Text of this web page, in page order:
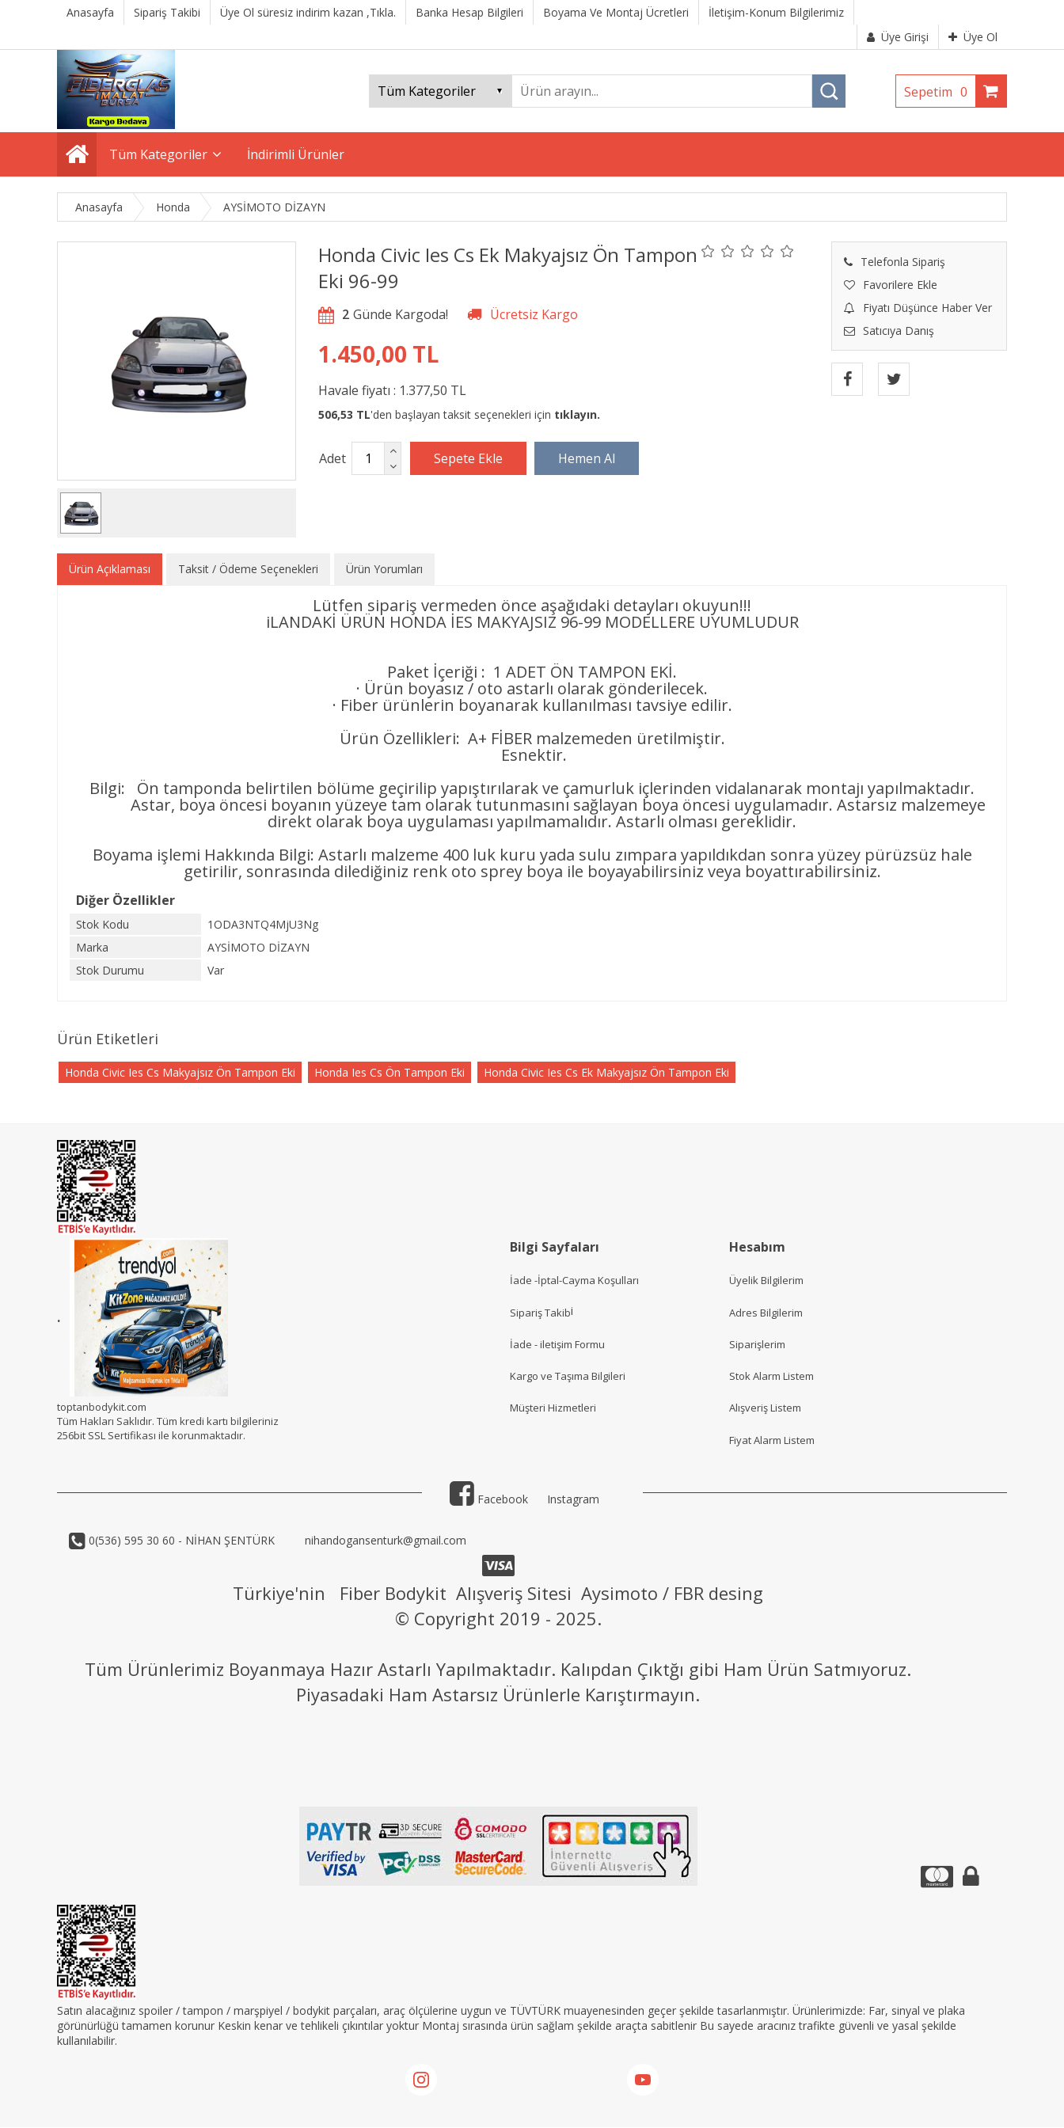
Anasayfa Sipariş Takibi Üye Ol süresiz indirim kazan ,Tıkla. Banka Hesap Bilgileri Boyama Ve Montaj Ücretleri
İletişim-Konum Bilgilerimiz
Üye Girişi
Üye Ol
Sepetim 0
Tüm Kategoriler İndirimli Ürünler
Anasayfa Honda AYSİMOTO DİZAYN
Honda Civic Ies Cs Ek Makyajsız Ön Tampon
Eki 96-99
Telefonla Sipariş
Favorilere Ekle
Fiyatı Düşünce Haber Ver
Satıcıya Danış
2
1.450,00 TL
Havale fiyatı : 1.377,50 TL
506,53 TL'den başlayan taksit seçenekleri için tıklayın.
Adet
Ürün Açıklaması Taksit / Ödeme Seçenekleri Ürün Yorumları
Lütfen sipariş vermeden önce aşağıdaki detayları okuyun!!!
iLANDAKİ ÜRÜN HONDA İES MAKYAJSIZ 96-99 MODELLERE UYUMLUDUR
Paket İçeriği : 1 ADET ÖN TAMPON EKİ.
· Ürün boyasız / oto astarlı olarak gönderilecek.
· Fiber ürünlerin boyanarak kullanılması tavsiye edilir.
Ürün Özellikleri: A+ FİBER malzemeden üretilmiştir.
Esnektir.
Bilgi: Ön tamponda belirtilen bölüme geçirilip yapıştırılarak ve çamurluk içlerinden vidalanarak montajı yapılmaktadır.
Astar, boya öncesi boyanın yüzeye tam olarak tutunmasını sağlayan boya öncesi uygulamadır. Astarsız malzemeye
direkt olarak boya uygulaması yapılmamalıdır. Astarlı olması gereklidir.
Boyama işlemi Hakkında Bilgi: Astarlı malzeme 400 luk kuru yada sulu zımpara yapıldıkdan sonra yüzey pürüzsüz hale
getirilir, sonrasında dilediğiniz renk oto sprey boya ile boyayabilirsiniz veya boyattırabilirsiniz.
Diğer Özellikler
Stok Kodu
1ODA3NTQ4MjU3Ng
Marka
AYSİMOTO DİZAYN
Stok Durumu
Var
Ürün Etiketleri
Honda Civic Ies Cs Makyajsız Ön Tampon Eki Honda Ies Cs Ön Tampon Eki Honda Civic Ies Cs Ek Makyajsız Ön Tampon Eki
.
toptanbodykit.com
Tüm Hakları Saklıdır. Tüm kredi kartı bilgileriniz
256bit SSL Sertifikası ile korunmaktadır.
Bilgi Sayfaları
İade -İptal-Cayma Koşulları
Sipariş Takibi
İade - iletişim Formu
Kargo ve Taşıma Bilgileri
Müşteri Hizmetleri
Hesabım
Üyelik Bilgilerim
Adres Bilgilerim
Siparişlerim
Stok Alarm Listem
Alışveriş Listem
Fiyat Alarm Listem
Facebook Instagram
0(536) 595 30 60 - NİHAN ŞENTÜRK nihandogansenturk@gmail.com
Türkiye'nin Fiber Bodykit Alışveriş Sitesi Aysimoto / FBR desing
© Copyright 2019 - 2025.
Tüm Ürünlerimiz Boyanmaya Hazır Astarlı Yapılmaktadır. Kalıpdan Çıktğı gibi Ham Ürün Satmıyoruz.
Piyasadaki Ham Astarsız Ürünlerle Karıştırmayın.
Satın alacağınız spoiler / tampon / marşpiyel / bodykit parçaları, araç ölçülerine uygun ve TÜVTÜRK muayenesinden geçer şekilde tasarlanmıştır. Ürünlerimizde: Far, sinyal ve plaka
görünürlüğü tamamen korunur Keskin kenar ve tehlikeli çıkıntılar yoktur Montaj sırasında ürün sağlam şekilde araçta sabitlenir Bu sayede aracınız trafikte güvenli ve yasal şekilde
kullanılabilir.